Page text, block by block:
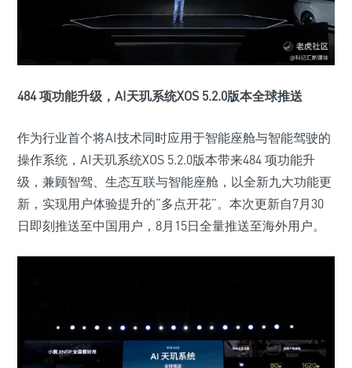
484 项功能升级，AI天玑系统XOS 5.2.0版本全球推送
作为行业首个将AI技术同时应用于智能座舱与智能驾驶的
操作系统，AI天玑系统XOS 5.2.0版本带来484 项功能升
级，兼顾智驾、生态互联与智能座舱，以全新九大功能更
新，实现用户体验提升的“多点开花”。本次更新自7月30
日即刻推送至中国用户，8月15日全量推送至海外用户。